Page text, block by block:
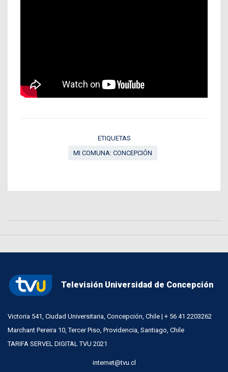
ETIQUETAS
MI COMUNA: CONCEPCIÓN
Televisión Universidad de Concepción
Victoria 541, Ciudad Universitaria, Concepción, Chile | + 56 41 2203262
Marchant Pereira 10, Tercer Piso, Providencia, Santiago, Chile
TARIFA SERVEL DIGITAL TVU 2021
internet@tvu.cl